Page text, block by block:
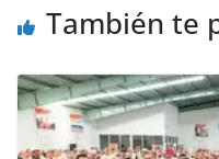
o
También te